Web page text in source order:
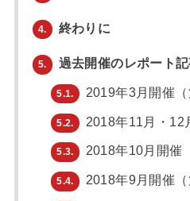
4. 終わりに
5. 過去開催のレポート
5.1. 2019年3月開催（
5.2. 2018年11月・12
5.3. 2018年10月開催
5.4. 2018年9月開催（